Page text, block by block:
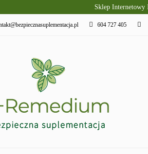
Sklep Internetowy
604 727 405
PRODUKTY